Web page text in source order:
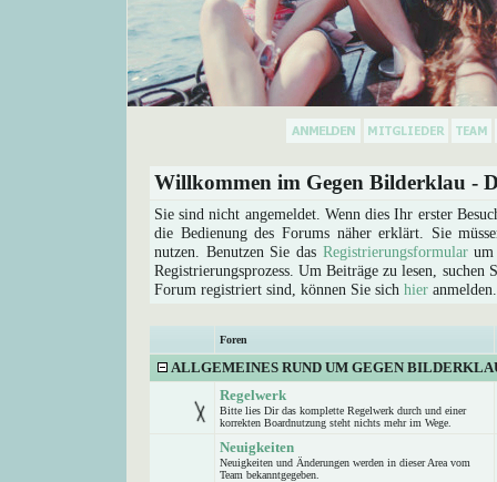
Willkommen im Gegen Bilderklau -
Sie sind nicht angemeldet. Wenn dies Ihr erster
die Bedienung des Forums näher erklärt. Sie
nutzen. Benutzen Sie das Registrierungsformularum
Registrierungsprozess. Um Beiträge zu lesen,
Forum registriert sind, können Sie sich hier anmelden.
Foren
ALLGEMEINES RUND UM GEGEN
Regelwerk
Bitte lies Dir das komplette Regelwerk durch und einer
korrekten Boardnutzung steht nichts mehr im Wege.
Neuigkeiten
Neuigkeiten und Änderungen werden in dieser Area vom
Team bekanntgegeben.